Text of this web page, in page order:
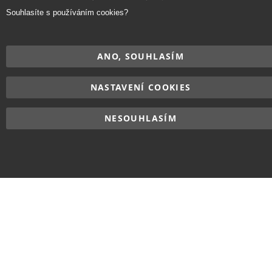
Souhlasíte s používáním cookies?
ANO, SOUHLASÍM
NASTAVENÍ COOKIES
NESOUHLASÍM